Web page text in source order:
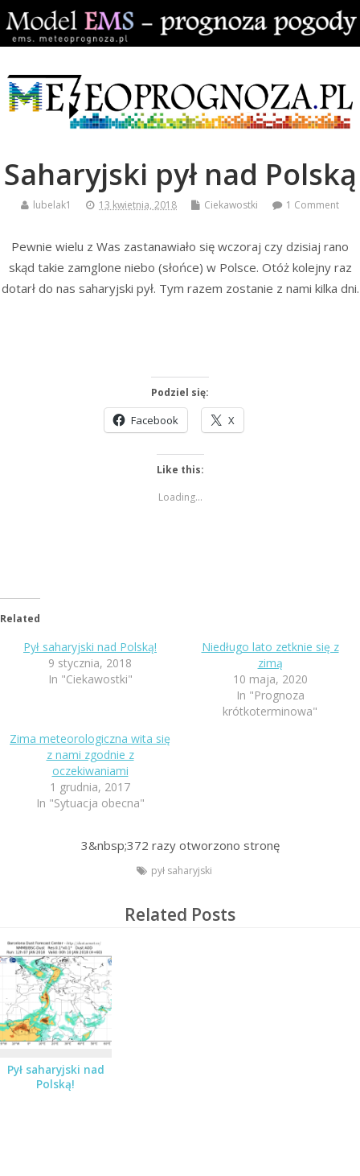
Saharyjski pył nad Polską
lubelak1 13 kwietnia, 2018 Ciekawostki 1 Comment
Pewnie wielu z Was zastanawiało się wczoraj czy dzisiaj rano
skąd takie zamglone niebo (słońce) w Polsce. Otóż kolejny raz
dotarł do nas saharyjski pył. Tym razem zostanie z nami kilka dni.
Podziel się:
Facebook X
Like this:
Loading...
Related
Pył saharyjski nad Polską!
9 stycznia, 2018
In "Ciekawostki"
Niedługo lato zetknie się z
zimą
10 maja, 2020
In "Prognoza
krótkoterminowa"
Zima meteorologiczna wita się
z nami zgodnie z
oczekiwaniami
1 grudnia, 2017
In "Sytuacja obecna"
3&nbsp;372 razy otworzono stronę
pył saharyjski
Related Posts
Pył saharyjski nad
Polską!